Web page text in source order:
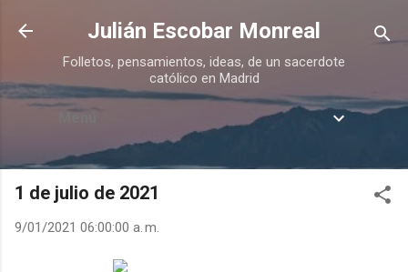
Ir al contenido principal
Julián Escobar Monreal
Folletos, pensamientos, ideas, de un sacerdote
católico en Madrid
Menú
1 de julio de 2021
9/01/2021 06:00:00 a. m.